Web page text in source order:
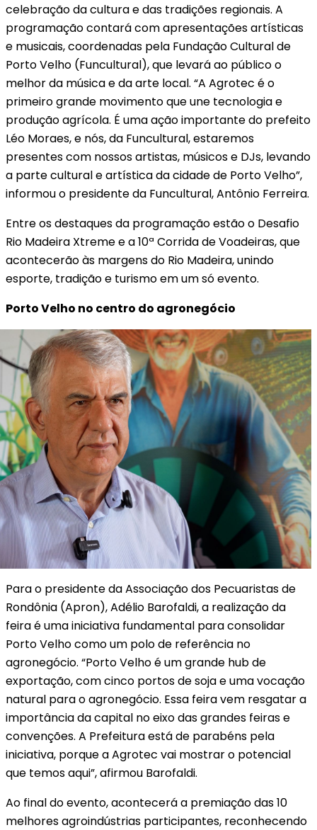
celebração da cultura e das tradições regionais. A
programação contará com apresentações artísticas
e musicais, coordenadas pela Fundação Cultural de
Porto Velho (Funcultural), que levará ao público o
melhor da música e da arte local. “A Agrotec é o
primeiro grande movimento que une tecnologia e
produção agrícola. É uma ação importante do prefeito
Léo Moraes, e nós, da Funcultural, estaremos
presentes com nossos artistas, músicos e DJs, levando
a parte cultural e artística da cidade de Porto Velho”,
informou o presidente da Funcultural, Antônio Ferreira.
Entre os destaques da programação estão o Desafio
Rio Madeira Xtreme e a 10ª Corrida de Voadeiras, que
acontecerão às margens do Rio Madeira, unindo
esporte, tradição e turismo em um só evento.
Porto Velho no centro do agronegócio
Para o presidente da Associação dos Pecuaristas de
Rondônia (Apron), Adélio Barofaldi, a realização da
feira é uma iniciativa fundamental para consolidar
Porto Velho como um polo de referência no
agronegócio. “Porto Velho é um grande hub de
exportação, com cinco portos de soja e uma vocação
natural para o agronegócio. Essa feira vem resgatar a
importância da capital no eixo das grandes feiras e
convenções. A Prefeitura está de parabéns pela
iniciativa, porque a Agrotec vai mostrar o potencial
que temos aqui”, afirmou Barofaldi.
Ao final do evento, acontecerá a premiação das 10
melhores agroindústrias participantes, reconhecendo